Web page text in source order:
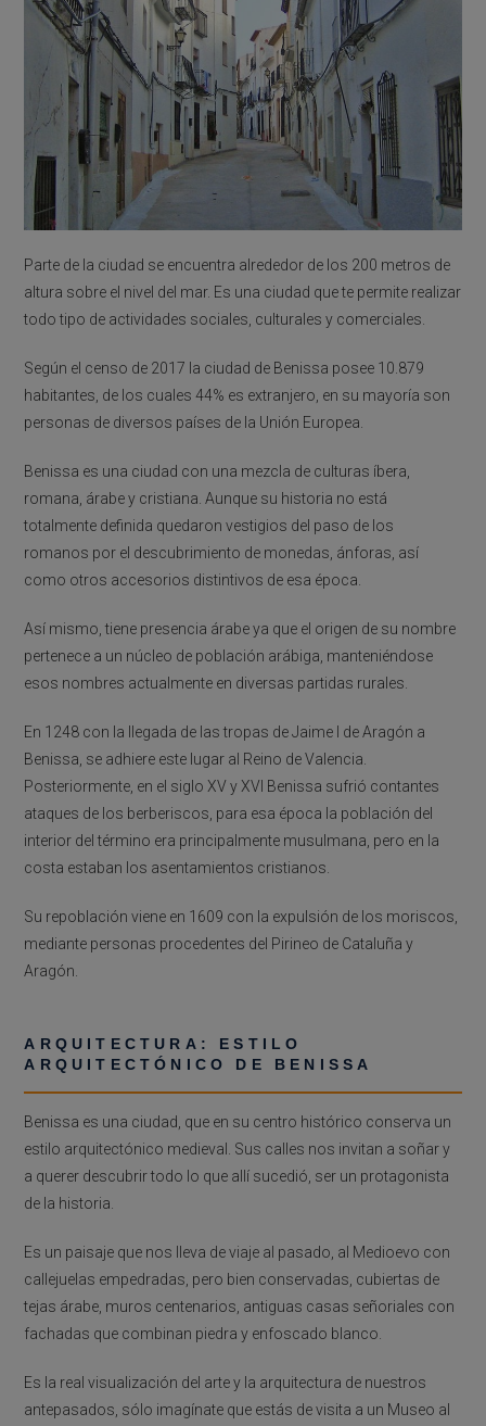
Parte de la ciudad se encuentra alrededor de los 200 metros de
altura sobre el nivel del mar. Es una ciudad que te permite realizar
todo tipo de actividades sociales, culturales y comerciales.
Según el censo de 2017 la ciudad de Benissa posee 10.879
habitantes, de los cuales 44% es extranjero, en su mayoría son
personas de diversos países de la Unión Europea.
Benissa es una ciudad con una mezcla de culturas íbera,
romana, árabe y cristiana. Aunque su historia no está
totalmente definida quedaron vestigios del paso de los
romanos por el descubrimiento de monedas, ánforas, así
como otros accesorios distintivos de esa época.
Así mismo, tiene presencia árabe ya que el origen de su nombre
pertenece a un núcleo de población arábiga, manteniéndose
esos nombres actualmente en diversas partidas rurales.
En 1248 con la llegada de las tropas de Jaime I de Aragón a
Benissa, se adhiere este lugar al Reino de Valencia.
Posteriormente, en el siglo XV y XVI Benissa sufrió contantes
ataques de los berberiscos, para esa época la población del
interior del término era principalmente musulmana, pero en la
costa estaban los asentamientos cristianos.
Su repoblación viene en 1609 con la expulsión de los moriscos,
mediante personas procedentes del Pirineo de Cataluña y
Aragón.
ARQUITECTURA: ESTILO
ARQUITECTÓNICO DE BENISSA
Benissa es una ciudad, que en su centro histórico conserva un
estilo arquitectónico medieval. Sus calles nos invitan a soñar y
a querer descubrir todo lo que allí sucedió, ser un protagonista
de la historia.
Es un paisaje que nos lleva de viaje al pasado, al Medioevo con
callejuelas empedradas, pero bien conservadas, cubiertas de
tejas árabe, muros centenarios, antiguas casas señoriales con
fachadas que combinan piedra y enfoscado blanco.
Es la real visualización del arte y la arquitectura de nuestros
antepasados, sólo imagínate que estás de visita a un Museo al